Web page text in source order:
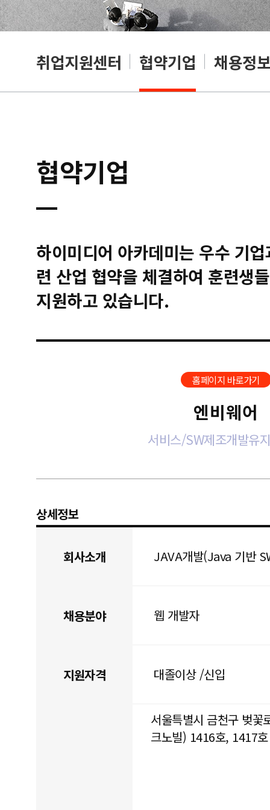
취업지원센터 협약기업 채용정보
협약기업
하이미디어 아카데미는 우수 기
련 산업 협약을 체결하여 훈련생
지원하고 있습니다.
홈페이지 바로가기
엔비웨어
서비스/SW제조개발유
상세정보
회사소개 JAVA개발(Java 기반
채용분야 웹 개발자
지원자격 대졸이상 /신입
서울특별시 금천구 벚꽃
크노빌) 1416호, 1417호